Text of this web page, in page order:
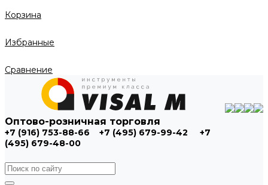
Корзина
Избранные
Сравнение
Оптово-розничная торговля
+7 (916) 753-88-66 +7 (495) 679-99-42
+7
(495) 679-48-00